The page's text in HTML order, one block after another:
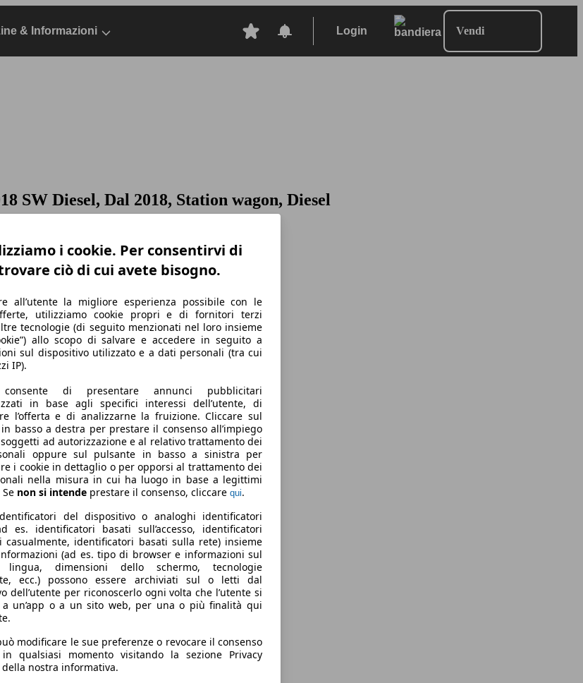
& Informazioni Login Vendi
SW Diesel, Dal 2018, Station wagon, Diesel
i cookie. Per consentirvi di
ciò di cui avete bisogno.
all’utente la migliore esperienza possibile con le
utilizziamo cookie propri e di fornitori terzi
tecnologie (di seguito menzionati nel loro insieme
allo scopo di salvare e accedere in seguito a
sul dispositivo utilizzato e a dati personali (tra cui
IP).
consente di presentare annunci pubblicitari
in base agli specifici interessi dell’utente, di
l’offerta e di analizzarne la fruizione. Cliccare sul
basso a destra per prestare il consenso all’impiego
ad autorizzazione e al relativo trattamento dei
oppure sul pulsante in basso a sinistra per
i cookie in dettaglio o per opporsi al trattamento dei
nella misura in cui ha luogo in base a legittimi
non si intende prestare il consenso, cliccare qui.
del dispositivo o analoghi identificatori
es. identificatori basati sull’accesso, identificatori
casualmente, identificatori basati sulla rete) insieme
(ad es. tipo di browser e informazioni sul
lingua, dimensioni dello schermo, tecnologie
ecc.) possono essere archiviati sul o letti dal
dell’utente per riconoscerlo ogni volta che l’utente si
a un’app o a un sito web, per una o più finalità qui
modificare le sue preferenze o revocare il consenso
qualsiasi momento visitando la sezione Privacy
nostra informativa.